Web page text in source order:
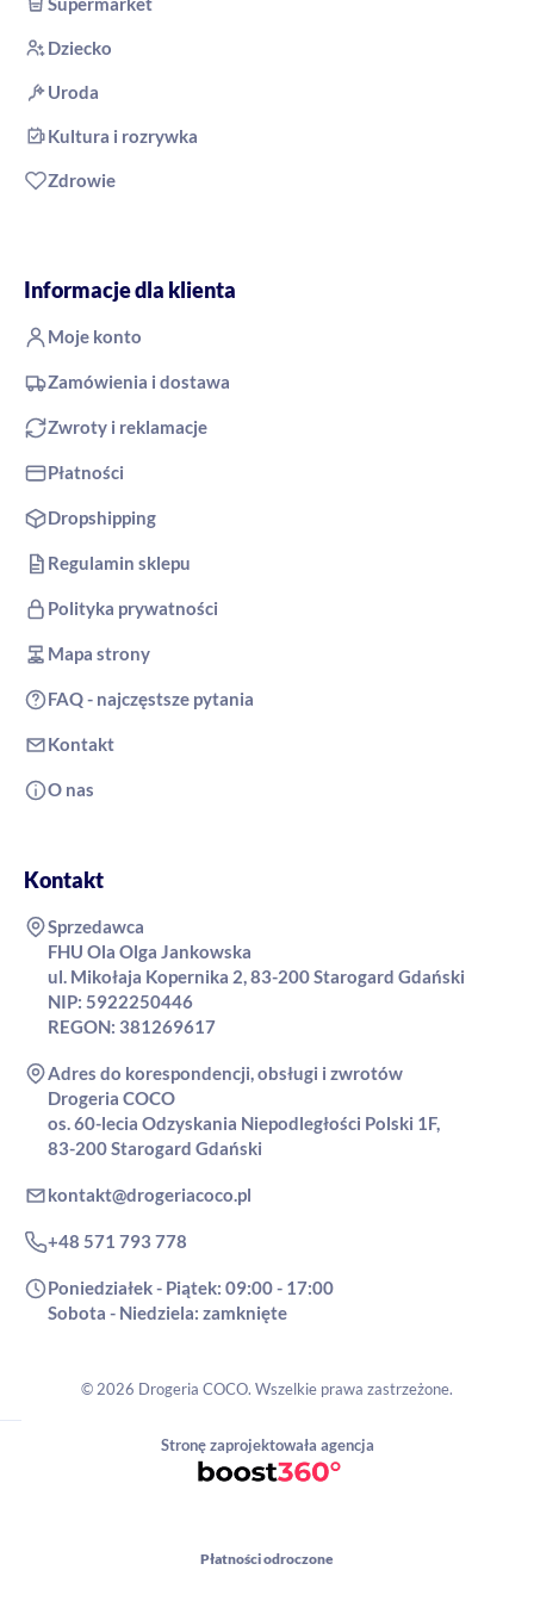
Dziecko
Uroda
Kultura i rozrywka
Zdrowie
Informacje dla klienta
Moje konto
Zamówienia i dostawa
Zwroty i reklamacje
Płatności
Dropshipping
Regulamin sklepu
Polityka prywatności
Mapa strony
FAQ - najczęstsze pytania
Kontakt
O nas
Kontakt
Sprzedawca
FHU Ola Olga Jankowska
ul. Mikołaja Kopernika 2, 83-200 Starogard Gdański
NIP: 5922250446
REGON: 381269617
Adres do korespondencji, obsługi i zwrotów
Drogeria COCO
os. 60-lecia Odzyskania Niepodległości Polski 1F,
83-200 Starogard Gdański
kontakt@drogeriacoco.pl
+48 571 793 778
Poniedziałek - Piątek: 09:00 - 17:00
Sobota - Niedziela: zamknięte
© 2026 Drogeria COCO. Wszelkie prawa zastrzeżone.
Stronę zaprojektowała agencja
Płatności odroczone